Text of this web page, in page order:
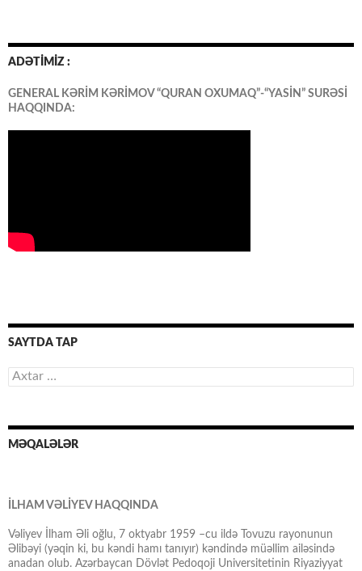
ADƏTİMİZ :
GENERAL KƏRİM KƏRİMOV “QURAN OXUMAQ”-“YASİN” SURƏSİ
HAQQINDA:
SAYTDA TAP
Axtarış:
MƏQALƏLƏR
İLHAM VƏLİYEV HAQQINDA
Vəliyev İlham Əli oğlu, 7 oktyabr 1959 –cu ildə Tovuzu rayonunun
Əlibəyi (yəqin ki, bu kəndi hamı tanıyır) kəndində müəllim ailəsində
anadan olub. Azərbaycan Dövlət Pedoqoji Universitetinin Riyaziyyat